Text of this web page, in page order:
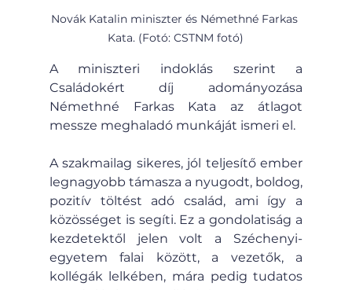
Novák Katalin miniszter és Némethné Farkas
Kata. (Fotó: CSTNM fotó)
A miniszteri indoklás szerint a
Családokért díj adományozása
Némethné Farkas Kata az átlagot
messze meghaladó munkáját ismeri el.
A szakmailag sikeres, jól teljesítő ember
legnagyobb támasza a nyugodt, boldog,
pozitív töltést adó család, ami így a
közösséget is segíti. Ez a gondolatiság a
kezdetektől jelen volt a Széchenyi-
egyetem falai között, a vezetők, a
kollégák lelkében, mára pedig tudatos